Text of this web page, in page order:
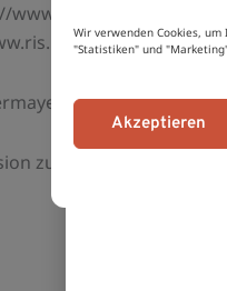
Wir verwenden Cookies,
"Statistiken" und
Akzeptieren
www.guetezeichen.at/
Adresse wie oben.
zur Online-